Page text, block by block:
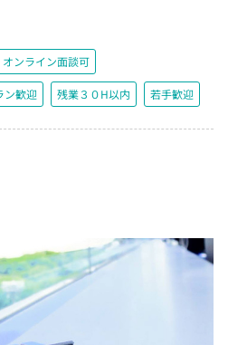
オンライン面談可
ン歓迎 残業３０H以内 若手歓迎